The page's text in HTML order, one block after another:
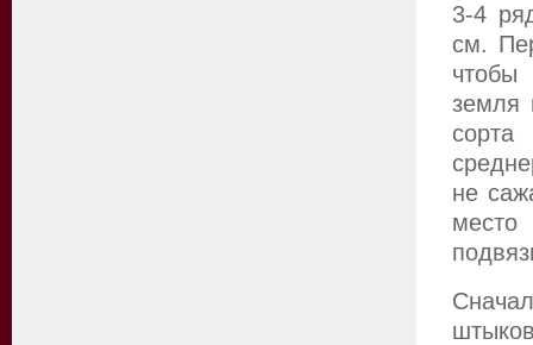
3-4
см.
земля
не